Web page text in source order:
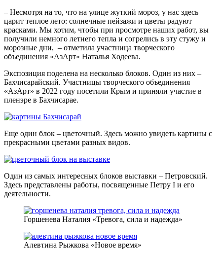
– Несмотря на то, что на улице жуткий мороз, у нас здесь
царит теплое лето: солнечные пейзажи и цветы радуют
красками. Мы хотим, чтобы при просмотре наших работ, вы
получили немного летнего тепла и согрелись в эту стужу и
морозные дни, – отметила участница творческого
объединения «АзАрт» Наталья Ходеева.
Экспозиция поделена на несколько блоков. Один из них –
Бахчисарайский. Участницы творческого объединения
«АзАрт» в 2022 году посетили Крым и приняли участие в
пленэре в Бахчисарае.
Еще один блок – цветочный. Здесь можно увидеть картины с
прекрасными цветами разных видов.
Один из самых интересных блоков выставки – Петровский.
Здесь представлены работы, посвященные Петру I и его
деятельности.
Горшенева Наталия «Тревога, сила и надежда»
Алевтина Рыжкова «Новое время»